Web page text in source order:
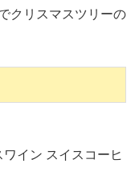
クリスマスツリーの
イン スイスコーヒ